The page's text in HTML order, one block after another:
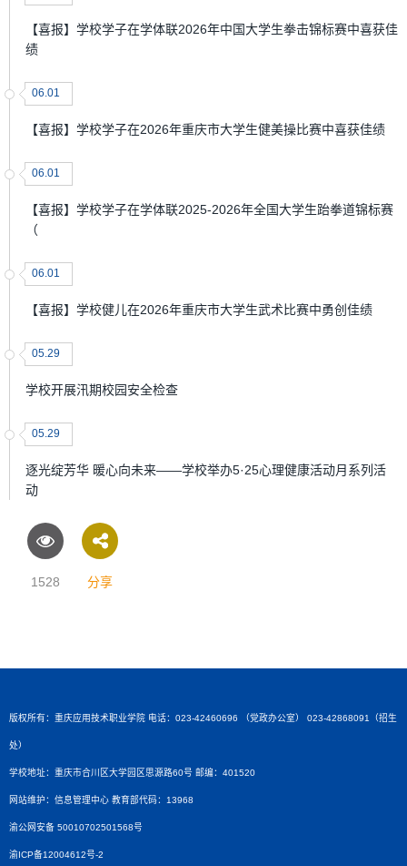
【喜报】学校学子在学体联2026年中国大学生拳击锦标赛中喜获佳
绩
06.01
【喜报】学校学子在2026年重庆市大学生健美操比赛中喜获佳绩
06.01
【喜报】学校学子在学体联2025-2026年全国大学生跆拳道锦标赛
（
06.01
【喜报】学校健儿在2026年重庆市大学生武术比赛中勇创佳绩
05.29
学校开展汛期校园安全检查
05.29
逐光绽芳华 暖心向未来——学校举办5·25心理健康活动月系列活
动
1528 分享
版权所有：重庆应用技术职业学院 电话：023-42460696 （党政办公室） 023-42868091（招生
处）
学校地址：重庆市合川区大学园区思源路60号 邮编：401520
网站维护：信息管理中心 教育部代码：13968
渝公网安备 50010702501568号
渝ICP备12004612号-2